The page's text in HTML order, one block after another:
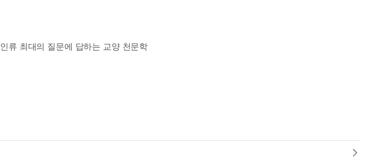
류 최대의 질문에 답하는 교양 천문학